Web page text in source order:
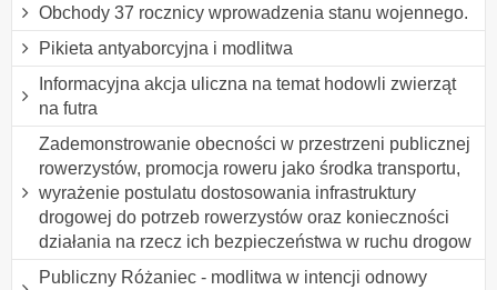
Obchody 37 rocznicy wprowadzenia stanu wojennego.
Pikieta antyaborcyjna i modlitwa
Informacyjna akcja uliczna na temat hodowli zwierząt
na futra
Zademonstrowanie obecności w przestrzeni publicznej
rowerzystów, promocja roweru jako środka transportu,
wyrażenie postulatu dostosowania infrastruktury
drogowej do potrzeb rowerzystów oraz konieczności
działania na rzecz ich bezpieczeństwa w ruchu drogow
Publiczny Różaniec - modlitwa w intencji odnowy